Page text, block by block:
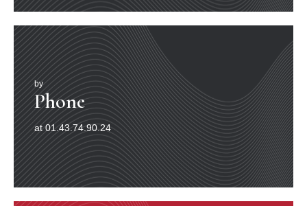
l’instigation de Melrose pour y enregistrer, participer à
promotion de leurs disques.
En juillet 1940, Melrose décide d’enregistrer Peter
Chatman et, comme il l’a fait pour nombre de bluesmen,
lui donne le nom de disque évocateur de Memphis Slim,
un pseudonyme que Chatman gardera toute sa vie,
même lorsqu’il aura pris de l’embonpoint et que le «
Slim » ne sera plus guère de mise ! Ces premiers
disques émargent tout à fait au Bluebird Sound d’alors :
Memphis Slim y chante et joue du piano, accompagné
de l’immuable Washboard Sam, d’un contrebassiste
ainsi que d’un harmoniciste à l’identité mystérieuse…
Plusieurs noms ont été avancés (Rhythm Willie, Lee Mc
Coy…) mais Chatman, généralement très fiable, a
by
Phone
at 01.43.74.90.24